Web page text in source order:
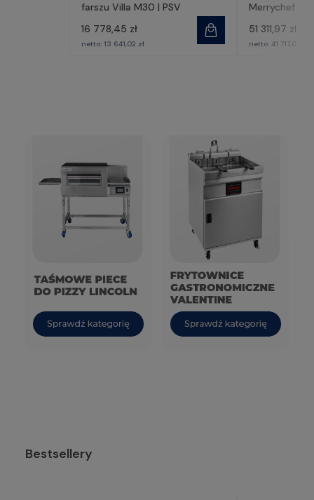
farszu Villa M30 | PSV
16 778,45 zł
netto: 13 641,02 zł
Merrychef
51 311,97 zł
netto: 41 717,05 zł
Bestsellery